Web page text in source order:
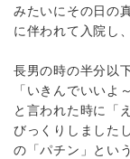
みたいにその日の
に伴われて入院し
長男の時の半分以
「いきんでいいよ～
と言われた時に「
びっくりしました
の「パチン」とい